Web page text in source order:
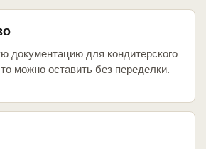
документацию для кондитерского
можно оставить без переделки.